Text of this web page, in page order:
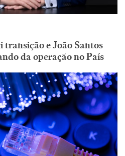
transição e João Santos
da operação no País